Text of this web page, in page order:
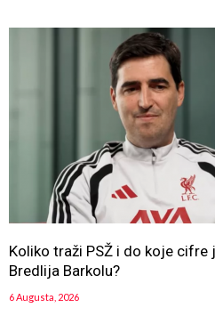
Koliko traži PSŽ i do koje cifre
Bredlija Barkolu?
6 Augusta, 2026